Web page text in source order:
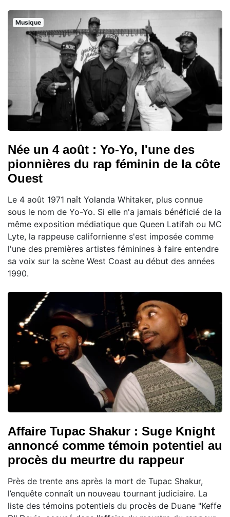
Musique
Née un 4 août : Yo-Yo, l'une des
pionnières du rap féminin de la côte
Ouest
Le 4 août 1971 naît Yolanda Whitaker, plus connue
sous le nom de Yo-Yo. Si elle n'a jamais bénéficié de la
même exposition médiatique que Queen Latifah ou MC
Lyte, la rappeuse californienne s'est imposée comme
l'une des premières artistes féminines à faire entendre
sa voix sur la scène West Coast au début des années
1990.
Affaire Tupac Shakur : Suge Knight
annoncé comme témoin potentiel au
procès du meurtre du rappeur
Près de trente ans après la mort de Tupac Shakur,
l’enquête connaît un nouveau tournant judiciaire. La
liste des témoins potentiels du procès de Duane "Keffe